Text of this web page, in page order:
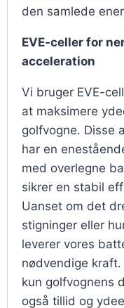
den samlede
EVE-celler for
acceleration
Vi bruger EVE-
at maksimere
golfvogne. Disse
har en
med overlegne
sikrer en stabil
Uanset om det
stigninger eller
leverer vores
nødvendige
kun golfvognens
også tillid og